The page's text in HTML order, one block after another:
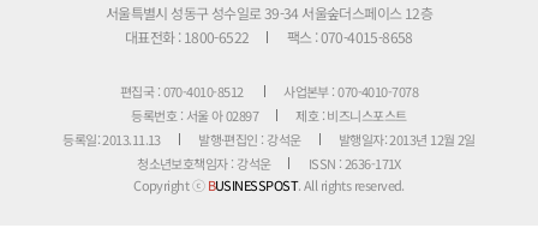
서울특별시 성동구 성수일로 39-34 서울숲더스페이스 12층
대표전화 : 1800-6522
팩스 : 070-4015-8658
편집국 : 070-4010-8512
사업본부 : 070-4010-7078
등록번호 : 서울 아 02897
제호 : 비즈니스포스트
등록일: 2013.11.13
발행·편집인 : 강석운
발행일자: 2013년 12월 2일
청소년보호책임자 : 강석운
ISSN : 2636-171X
Copyright ⓒBUSINESSPOST. All rights reserved.